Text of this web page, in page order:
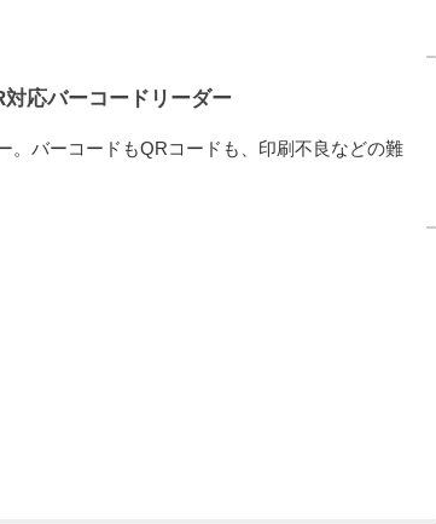
応バーコードリーダー
。バーコードもQRコードも、印刷不良などの難